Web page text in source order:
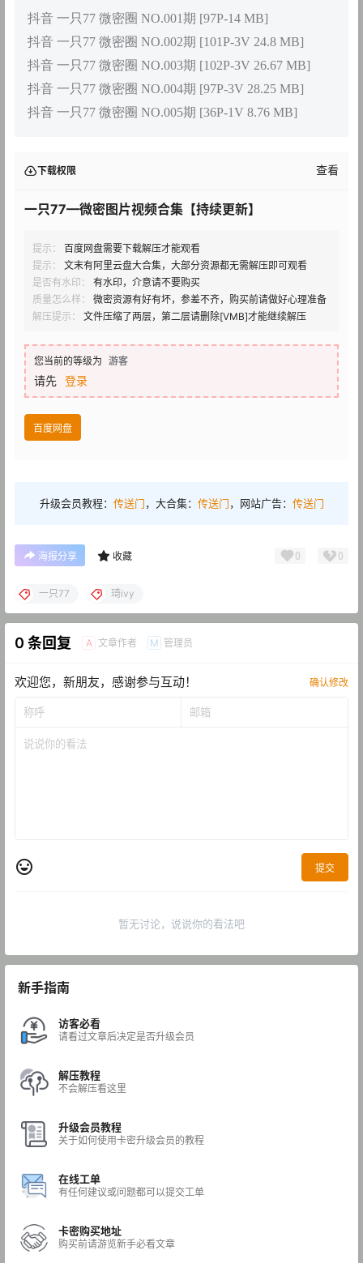
抖音 一只77 微密圈 NO.001期 [97P-14 MB]
抖音 一只77 微密圈 NO.002期 [101P-3V 24.8 MB]
抖音 一只77 微密圈 NO.003期 [102P-3V 26.67 MB]
抖音 一只77 微密圈 NO.004期 [97P-3V 28.25 MB]
抖音 一只77 微密圈 NO.005期 [36P-1V 8.76 MB]
下载权限 查看
一只77—微密图片视频合集【持续更新】
提示：
百度网盘需要下载解压才能观看
提示：
文末有阿里云盘大合集，大部分资源都无需解压即可观看
是否有水印：
有水印，介意请不要购买
质量怎么样：
微密资源有好有坏，参差不齐，购买前请做好心理准备
解压提示：
文件压缩了两层，第二层请删除[VMB]才能继续解压
您当前的等级为 游客
请先 登录
百度网盘
升级会员教程： 传送门，大合集： 传送门，网站广告： 传送门
海报分享 收藏 0 0
一只77 琦ivy
0 条回复 A 文章作者 M 管理员
欢迎您，新朋友，感谢参与互动！ 确认修改
提交
暂无讨论，说说你的看法吧
新手指南
访客必看
请看过文章后决定是否升级会员
解压教程
不会解压看这里
升级会员教程
关于如何使用卡密升级会员的教程
在线工单
有任何建议或问题都可以提交工单
卡密购买地址
购买前请游览新手必看文章